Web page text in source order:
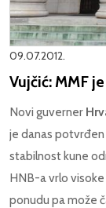
09.07.2012.
Vujčić: MMF
Novi guverner
je danas
stabilnost kune
HNB-a vrlo
ponudu pa može